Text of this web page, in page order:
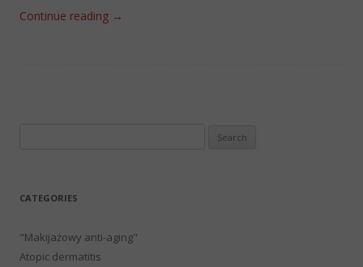
Continue reading →
CATEGORIES
"Makijażowy anti-aging"
Atopic dermatitis